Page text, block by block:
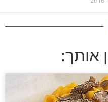
אותך: